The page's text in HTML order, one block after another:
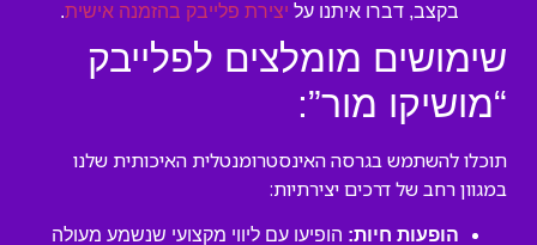
בקצב, דברו איתנו על יצירת פלייבק בהזמנה אישית.
שימושים מומלצים לפלייבק
“מושיקו מור”:
תוכלו להשתמש בגרסה האינסטרומנטלית האיכותית שלנו
במגוון רחב של דרכים יצירתיות:
הופעות חיות: הופיעו עם ליווי מקצועי שנשמע מעולה